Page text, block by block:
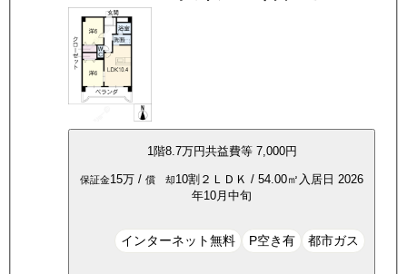
1階8.7万円共益費等 7,000円
保証金15万 / 償 却10割 ２ＬＤＫ / 54.00㎡ 入居日 2026
年10月中旬
インターネット無料 P空き有 都市ガス